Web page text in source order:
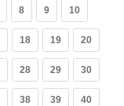
8 9 10
18 19 20
28 29 30
38 39 40